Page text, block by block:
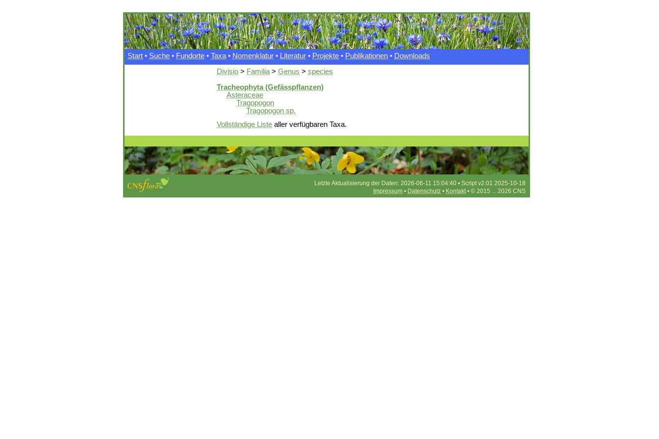
Start • Suche • Fundorte • Taxa • Nomenklatur • Literatur • Projekte • Publikationen • Downloads
Divisio > Familia > Genus > species
Tracheophyta (Gefässpflanzen)
Asteraceae
Tragopogon
Tragopogon sp.
Vollständige Liste aller verfügbaren Taxa.
Letzte Aktualisierung der Daten: 2026-06-11 15:04:40 • Script v2.01 2025-10-18
Impressum • Datenschutz • Kontakt• © 2015 ... 2026 CNS